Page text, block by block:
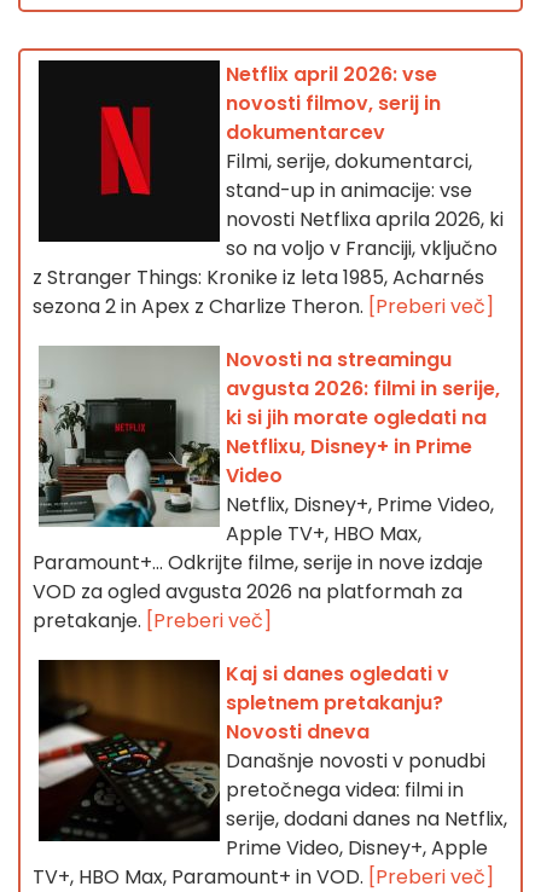
Netflix april 2026: vse
novosti filmov, serij in
dokumentarcev
Filmi, serije, dokumentarci,
stand-up in animacije: vse
novosti Netflixa aprila 2026, ki
so na voljo v Franciji, vključno
z Stranger Things: Kronike iz leta 1985, Acharnés
sezona 2 in Apex z Charlize Theron. [Preberi več]
Novosti na streamingu
avgusta 2026: filmi in serije,
ki si jih morate ogledati na
Netflixu, Disney+ in Prime
Video
Netflix, Disney+, Prime Video,
Apple TV+, HBO Max,
Paramount+… Odkrijte filme, serije in nove izdaje
VOD za ogled avgusta 2026 na platformah za
pretakanje. [Preberi več]
Kaj si danes ogledati v
spletnem pretakanju?
Novosti dneva
Današnje novosti v ponudbi
pretočnega videa: filmi in
serije, dodani danes na Netflix,
Prime Video, Disney+, Apple
TV+, HBO Max, Paramount+ in VOD. [Preberi več]